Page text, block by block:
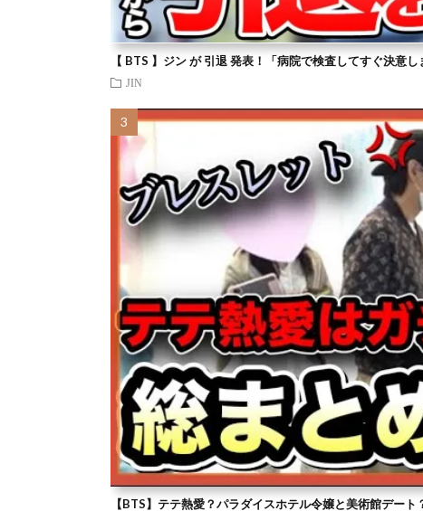
【 BTS 】ジン が 引退 発表！「病院で検査してすぐ決意
JIN
【BTS】テテ熱愛？パラダイスホテル令嬢と美術館デー